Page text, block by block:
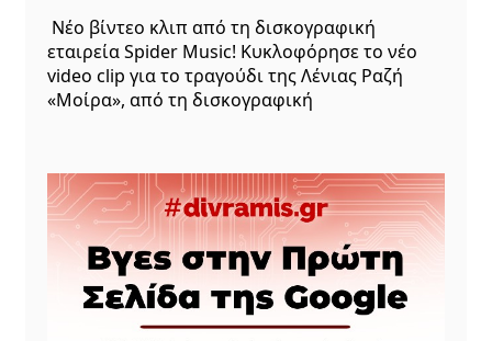
Νέο βίντεο κλιπ από τη δισκογραφική
εταιρεία Spider Music! Κυκλοφόρησε το νέο
video clip για το τραγούδι της Λένιας Ραζή
«Μοίρα», από τη δισκογραφική